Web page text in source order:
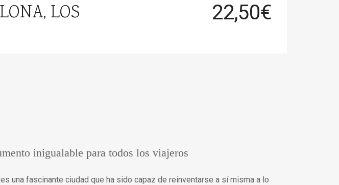
LOS 22,50€
inigualable para todos los viajeros
una fascinante ciudad que ha sido capaz de reinventarse a sí misma a lo